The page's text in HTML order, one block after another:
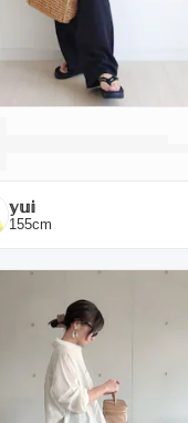
𝕪𝕦𝕚
155cm